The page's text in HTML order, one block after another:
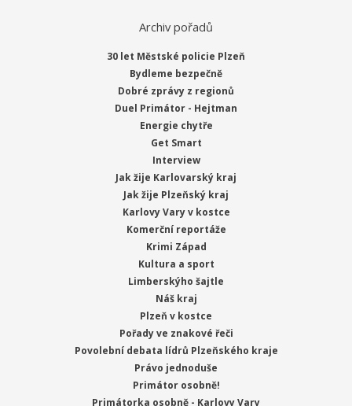
Archiv pořadů
30 let Městské policie Plzeň
Bydleme bezpečně
Dobré zprávy z regionů
Duel Primátor - Hejtman
Energie chytře
Get Smart
Interview
Jak žije Karlovarský kraj
Jak žije Plzeňský kraj
Karlovy Vary v kostce
Komerční reportáže
Krimi Západ
Kultura a sport
Limberskýho šajtle
Náš kraj
Plzeň v kostce
Pořady ve znakové řeči
Povolební debata lídrů Plzeňského kraje
Právo jednoduše
Primátor osobně!
Primátorka osobně - Karlovy Vary